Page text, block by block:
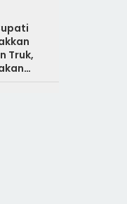
Truk,